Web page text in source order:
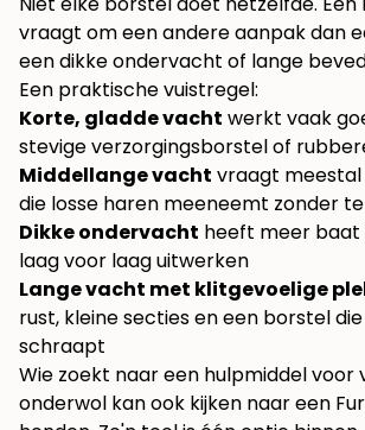
vraagt om een andere aanpak dan
een dikke ondervacht of lange
Een praktische vuistregel:
Korte, gladde vacht werkt vaak
stevige verzorgingsborstel of
Middellange vacht vraagt
die losse haren meeneemt zonder
Dikke ondervacht heeft meer baat
laag voor laag uitwerken
Lange vacht met klitgevoelige
rust, kleine secties en een borstel
schraapt
Wie zoekt naar een hulpmiddel voor
onderwol kan ook kijken naareen